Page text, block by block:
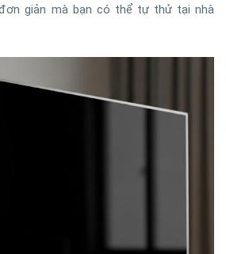
giản mà bạn có thể tự thử tại nhà